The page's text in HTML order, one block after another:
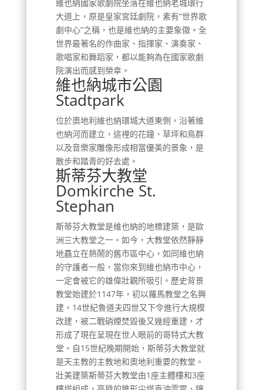
維也納國家歌劇院坐落在維也納老城環行
大道上，原是皇家宮廷劇院，素有“世界歌
劇中心”之稱，也是維也納的主要象徵。全
世界最著名的作曲家、指揮家、演奏家、
歌唱家和舞蹈家，都以能夠為在國家歌劇
院演出而感到榮幸。
維也納城市公園
Stadtpark
位於奧地利維也納環城大道東側，沿著維
也納河而建立，這裡的花鐘、草坪和鳥群
以及音樂家雕像形成相當優美的景象，是
散步和踏青的好去處。
斯蒂芬大教堂
Domkirche St.
Stephan
斯蒂芬大教堂是維也納的地標建築，是歐
洲三大教堂之一。如今，大教堂依然靜靜
地矗立在熱鬧的舊市區中心，如同維也納
的守護者一般，當你來到維也納市中心，
一定會被它的雄偉壯觀所吸引。歷史背景
教堂始建於1147年，初以羅馬教堂之名興
建，14世紀魯道夫四世又下令進行大規模
改建，被二戰硝煙焚毀後又幾經重建，才
形成了現在呈現在世人眼前的哥特式大教
堂。自15世紀晚期開始，斯蒂芬大教堂就
是天主教的主教地和奧地利重要的教堂。
壯美建築斯蒂芬大教堂由1座主體樓和3座